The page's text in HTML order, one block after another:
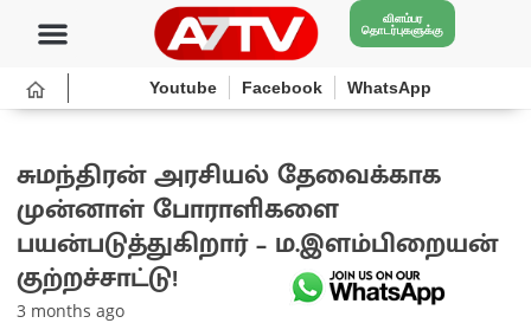
விளம்பர
தொடர்புகளுக்கு
Youtube Facebook WhatsApp
சுமந்திரன் அரசியல் தேவைக்காக
முன்னாள் போராளிகளை
பயன்படுத்துகிறார் – ம.இளம்பிறையன்
குற்றச்சாட்டு!
3 months ago